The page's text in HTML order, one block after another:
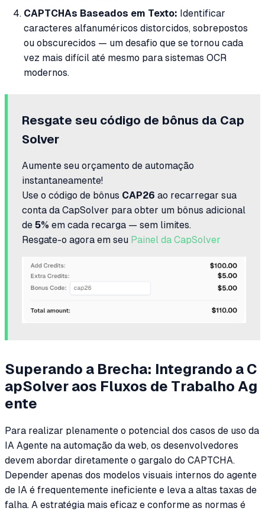
CAPTCHAs Baseados em Texto: Identificar
caracteres alfanuméricos distorcidos, sobrepostos
ou obscurecidos — um desafio que se tornou cada
vez mais difícil até mesmo para sistemas OCR
modernos.
Resgate seu código de bônus da Cap
Solver
Aumente seu orçamento de automação
instantaneamente!
Use o código de bônus CAP26 ao recarregar sua
conta da CapSolver para obter um bônus adicional
de 5% em cada recarga — sem limites.
Resgate-o agora em seu Painel da CapSolver
Superando a Brecha: Integrando a C
apSolver aos Fluxos de Trabalho Ag
ente
Para realizar plenamente o potencial dos casos de uso da
IA Agente na automação da web, os desenvolvedores
devem abordar diretamente o gargalo do CAPTCHA.
Depender apenas dos modelos visuais internos do agente
de IA é frequentemente ineficiente e leva a altas taxas de
falha. A estratégia mais eficaz e conforme as normas é